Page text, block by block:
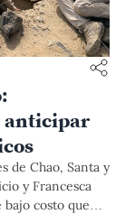
anticipar
de Chao, Santa y
y Francesca
costo que